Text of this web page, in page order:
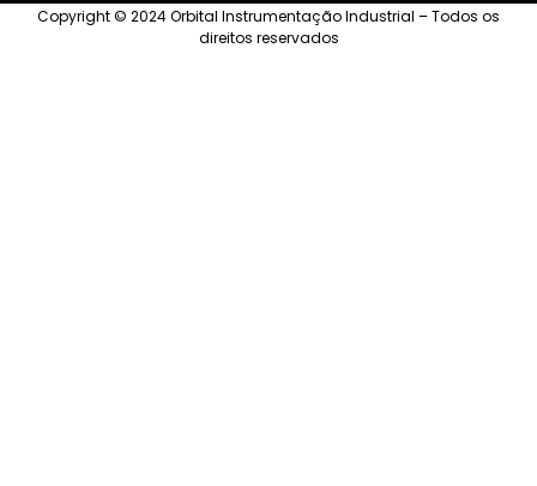
Copyright © 2024 Orbital Instrumentação Industrial – Todos os
direitos reservados